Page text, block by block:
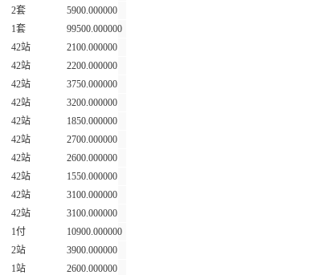
2套
5900.000000
1套
99500.000000
42站
2100.000000
42站
2200.000000
42站
3750.000000
42站
3200.000000
42站
1850.000000
42站
2700.000000
42站
2600.000000
42站
1550.000000
42站
3100.000000
42站
3100.000000
1付
10900.000000
2站
3900.000000
1站 2600.000000